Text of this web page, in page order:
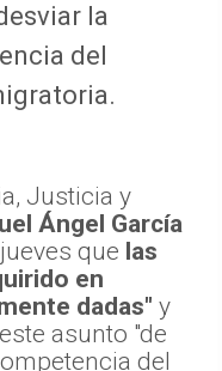
la
del
Justicia y
Ángel García
que las
en
dadas" y
asunto "de
del